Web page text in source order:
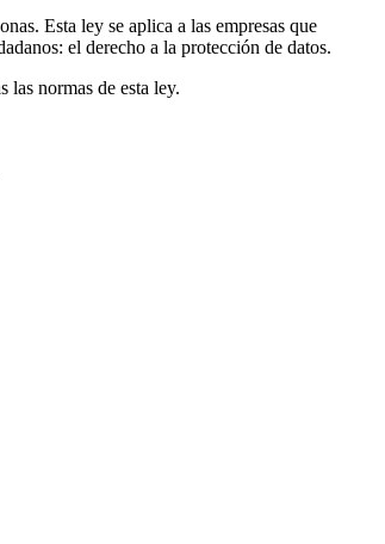
Esta ley se aplica a las empresas que
el derecho a la protección de datos.
las normas de esta ley.